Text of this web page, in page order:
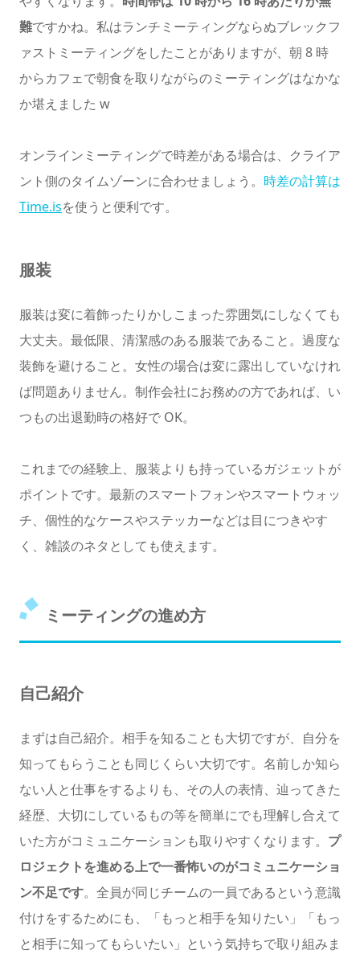
難ですかね。私はランチミーティングならぬブレックフ
ァストミーティングをしたことがありますが、朝 8 時
からカフェで朝食を取りながらのミーティングはなかな
か堪えました w
オンラインミーティングで時差がある場合は、クライア
ント側のタイムゾーンに合わせましょう。 時差の計算は
Time.isを使うと便利です。
服装
服装は変に着飾ったりかしこまった雰囲気にしなくても
大丈夫。最低限、清潔感のある服装であること。過度な
装飾を避けること。女性の場合は変に露出していなけれ
ば問題ありません。制作会社にお務めの方であれば、い
つもの出退勤時の格好で OK。
これまでの経験上、服装よりも持っているガジェットが
ポイントです。最新のスマートフォンやスマートウォッ
チ、個性的なケースやステッカーなどは目につきやす
く、雑談のネタとしても使えます。
ミーティングの進め方
自己紹介
まずは自己紹介。相手を知ることも大切ですが、自分を
知ってもらうことも同じくらい大切です。名前しか知ら
ない人と仕事をするよりも、その人の表情、辿ってきた
経歴、大切にしているもの等を簡単にでも理解し合えて
いた方がコミュニケーションも取りやすくなります。 プ
ロジェクトを進める上で一番怖いのがコミュニケーショ
ン不足です。全員が同じチームの一員であるという意識
付けをするためにも、「もっと相手を知りたい」「もっ
と相手に知ってもらいたい」という気持ちで取り組みま